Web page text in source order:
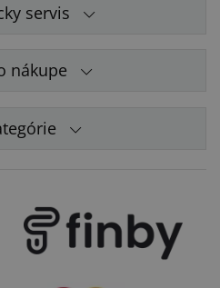
servis
nákupe